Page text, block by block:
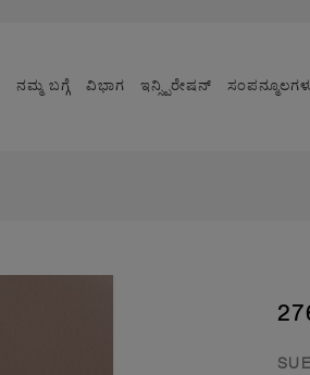
ನಮ್ಮ ಬಗ್ಗೆ ವಿಭಾಗ ಇನ್ಸ್ಪಿರೇಷನ್